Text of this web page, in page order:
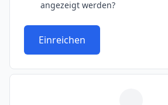
angezeigt werden?
Einreichen